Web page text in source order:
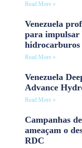
Read More »
Venezuela
para impulsar
hidrocarburos
Read More »
Venezuela
Advance
Read More »
Campanhas
ameaçam o
RDC